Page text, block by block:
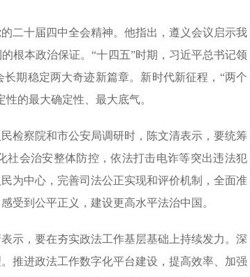
二十届四中全会精神。他指出，遵义会议启示我
根本政治保证。“十四五”时期，习近平总书记领
期稳定两大奇迹新篇章。新时代新征程，“两个
的最大确定性、最大底气。
检察院和市公安局调研时，陈文清表示，要统筹
社会治安整体防控，依法打击电诈等突出违法犯
为中心，完善司法公正实现和评价机制，全面准
受到公平正义，建设更高水平法治中国。
示，要在夯实政法工作基层基础上持续发力。深
推进政法工作数字化平台建设，提高效率、加强